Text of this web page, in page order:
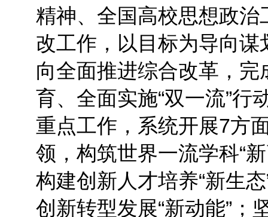
精神、全国高校思想政
改工作，以目标为导向谋
向全面推进综合改革，完
育、全面实施“双一流”行
重点工作，系统开展7方
领，构筑世界一流学科“
构建创新人才培养“新生
创新转型发展“新动能”；